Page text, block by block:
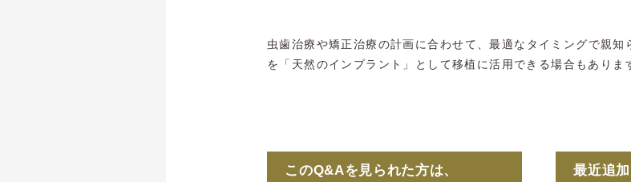
虫歯治療や矯正治療の計画に合わせて、最適なタイミングで親
を「天然のインプラント」として移植に活用できる場合もありま
このQ&Aを見られた方は、
最近追